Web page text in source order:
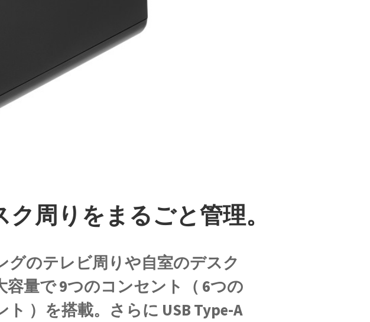
周りをまるごと管理。
グのテレビ周りや自室のデスク
容量で 9つのコンセント（ 6つの
）を搭載。さらに USB Type-A